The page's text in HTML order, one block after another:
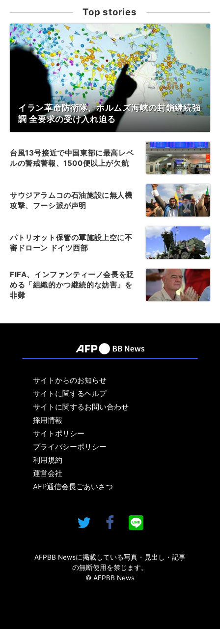
Top stories
イラン革命防衛隊、ホルムズ海峡の封鎖継続強
調 全要求の受け入れ迫る
台風13号接近で中国東部に最高レベ
ルの警戒警報、1500便以上が欠航
サウジアラムコの石油施設に無人機
攻撃、フーシ派が声明
パトリオット保管の軍施設上空に不
審ドローン ドイツ西部
FIFA、インファンティーノ会長を貶
める「組織的かつ継続的な妨害」を
非難
サイトからのお知らせ
サイトに関するヘルプ
サイトに関するお問い合わせ
採用情報
サイトポリシー
プライバシーポリシー
利用規約
運営会社
AFP通信会長ごあいさつ
AFPBB Newsに掲載している写真・見出し・記事
の無断使用を禁じます。
© AFPBB News